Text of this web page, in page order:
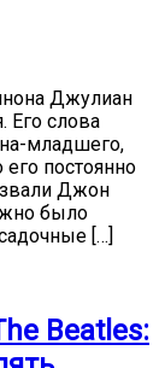
Джулиан
Его слова
младшего,
постоянно
звали Джон
было
[…]
Beatles: